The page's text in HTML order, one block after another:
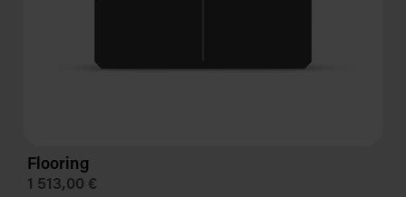
Flooring
1 513,00 €